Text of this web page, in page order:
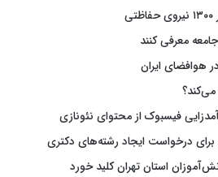
معرفی کنند
می‌کند؟
فیسبوک از محتوای نئونازی
برای درخواست ایجاد رشته‌های دکتری